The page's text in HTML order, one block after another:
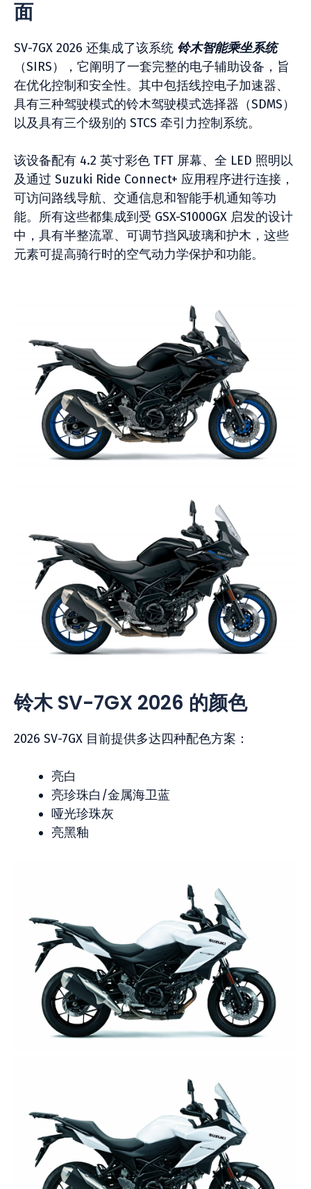
面
SV-7GX 2026 还集成了该系统 铃木智能乘坐系统
（SIRS），它阐明了一套完整的电子辅助设备，旨
在优化控制和安全性。其中包括线控电子加速器、
具有三种驾驶模式的铃木驾驶模式选择器（SDMS）
以及具有三个级别的 STCS 牵引力控制系统。
该设备配有 4.2 英寸彩色 TFT 屏幕、全 LED 照明以
及通过 Suzuki Ride Connect+ 应用程序进行连接，
可访问路线导航、交通信息和智能手机通知等功
能。所有这些都集成到受 GSX-S1000GX 启发的设计
中，具有半整流罩、可调节挡风玻璃和护木，这些
元素可提高骑行时的空气动力学保护和功能。
铃木 SV-7GX 2026 的颜色
2026 SV-7GX 目前提供多达四种配色方案：
亮白
亮珍珠白/金属海卫蓝
哑光珍珠灰
亮黑釉